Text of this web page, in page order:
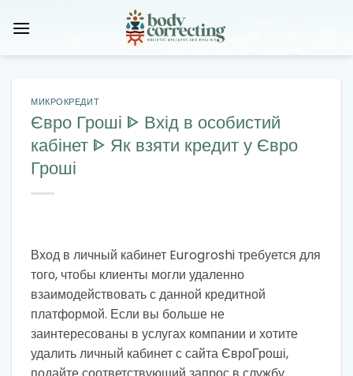
МИКРОКРЕДИТ
Євро Гроші ᐈ Вхід в особистий
кабінет ᐈ Як взяти кредит у Євро
Гроші
Вход в личный кабинет Eurogroshi требуется для
того, чтобы клиенты могли удаленно
взаимодействовать с данной кредитной
платформой. Если вы больше не
заинтересованы в услугах компании и хотите
удалить личный кабинет с сайта ЄвроГроші,